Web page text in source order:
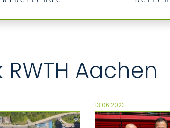
Aachen
13.06.2023